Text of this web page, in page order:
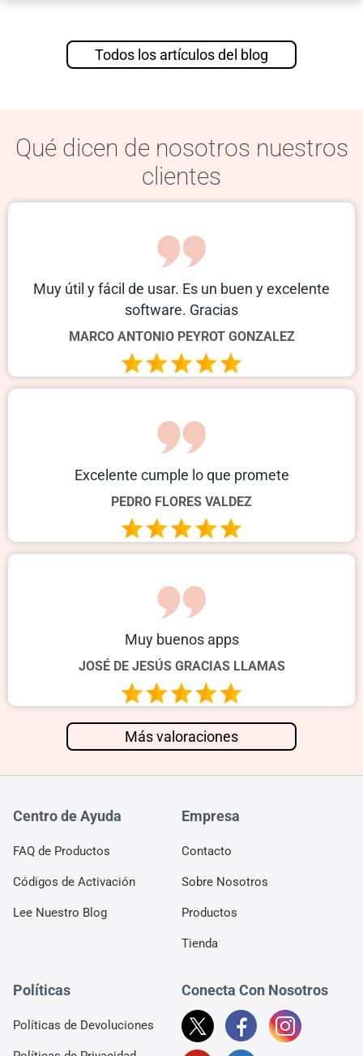
Todos los artículos del blog
Qué dicen de nosotros nuestros
clientes
Muy útil y fácil de usar. Es un buen y excelente
software. Gracias
MARCO ANTONIO PEYROT GONZALEZ
Excelente cumple lo que promete
PEDRO FLORES VALDEZ
Muy buenos apps
JOSÉ DE JESÚS GRACIAS LLAMAS
Más valoraciones
Centro de Ayuda
FAQ de Productos
Códigos de Activación
Lee Nuestro Blog
Empresa
Contacto
Sobre Nosotros
Productos
Tienda
Políticas
Políticas de Devoluciones
Conecta Con Nosotros